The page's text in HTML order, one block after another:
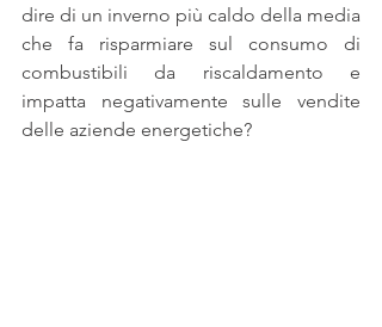
dire di un inverno più caldo della media
che fa risparmiare sul consumo di
combustibili da riscaldamento e
impatta negativamente sulle vendite
delle aziende energetiche?